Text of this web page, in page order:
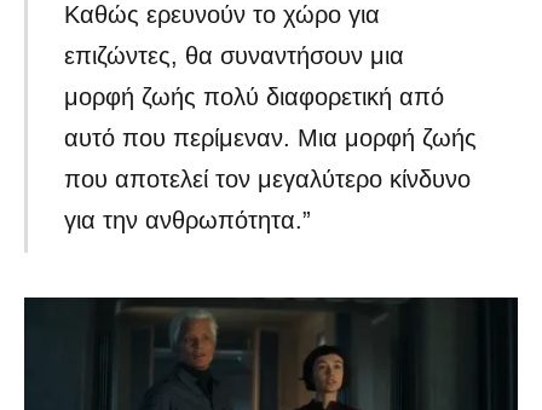
Καθώς ερευνούν το χώρο για
επιζώντες, θα συναντήσουν μια
μορφή ζωής πολύ διαφορετική από
αυτό που περίμεναν. Μια μορφή ζωής
που αποτελεί τον μεγαλύτερο κίνδυνο
για την ανθρωπότητα.”